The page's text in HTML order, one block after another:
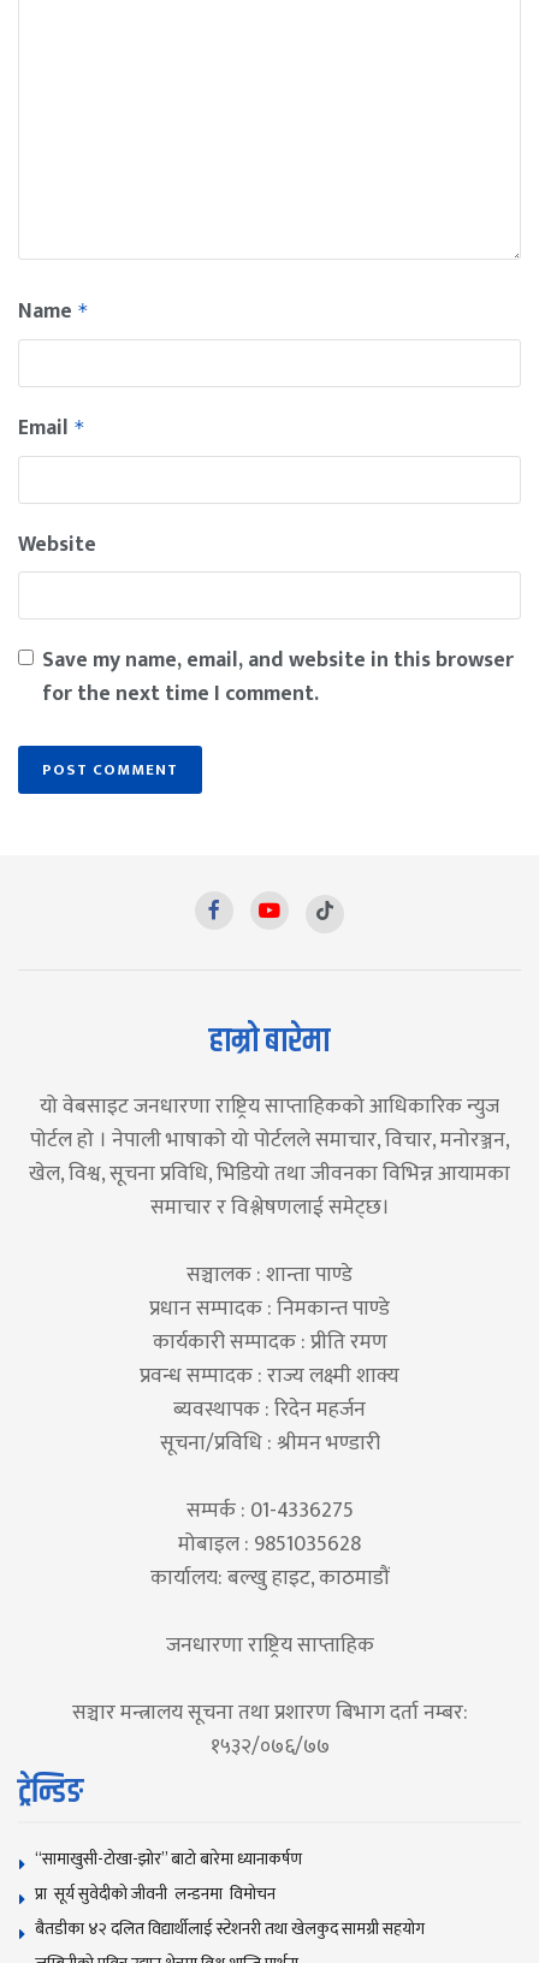
Name *
Email *
Website
Save my name, email, and website in this browser
for the next time I comment.
हाम्रो बारेमा
यो वेबसाइट जनधारणा राष्ट्रिय साप्ताहिकको आधिकारिक न्युज
पोर्टल हो । नेपाली भाषाको यो पोर्टलले समाचार, विचार, मनोरञ्जन,
खेल, विश्व, सूचना प्रविधि, भिडियो तथा जीवनका विभिन्न आयामका
समाचार र विश्लेषणलाई समेट्छ।
सञ्चालक : शान्ता पाण्डे
प्रधान सम्पादक : निमकान्त पाण्डे
कार्यकारी सम्पादक : प्रीति रमण
प्रवन्ध सम्पादक : राज्य लक्ष्मी शाक्य
ब्यवस्थापक : रिदेन महर्जन
सूचना/प्रविधि : श्रीमन भण्डारी
सम्पर्क : 01-4336275
मोबाइल : 9851035628
कार्यालय: बल्खु हाइट, काठमाडौं
जनधारणा राष्ट्रिय साप्ताहिक
सञ्चार मन्त्रालय सूचना तथा प्रशारण बिभाग दर्ता नम्बर:
१५३२/०७६/७७
ट्रेन्डिङ
“सामाखुसी-टोखा-झोर” बाटो बारेमा ध्यानाकर्षण
प्रा सूर्य सुवेदीको जीवनी लन्डनमा विमोचन
बैतडीका ४२ दलित विद्यार्थीलाई स्टेशनरी तथा खेलकुद सामग्री सहयोग